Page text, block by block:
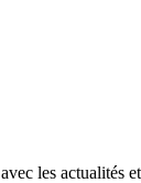
les actualités